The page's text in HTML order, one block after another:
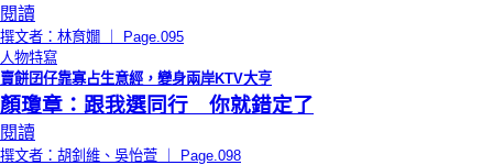
閱讀
撰文者：林育嫺 ｜ Page.095
人物特寫
賣餅囝仔靠寡占生意經，變身兩岸KTV大亨
顏瓊章：跟我選同行 你就錯定了
閱讀
撰文者：胡釗維、吳怡萱 ｜ Page.098